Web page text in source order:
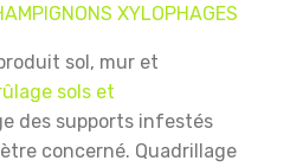
XYLOPHAGES
sol, mur et
sols et
des supports infestés
concerné. Quadrillage